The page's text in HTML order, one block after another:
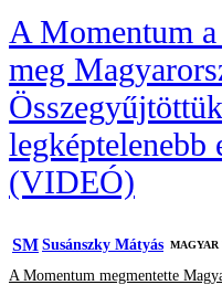
A Momentum
meg
legképtelenebb
(VIDEÓ)
SM Susánszky Mátyás MAGYAR
A Momentum megmentette